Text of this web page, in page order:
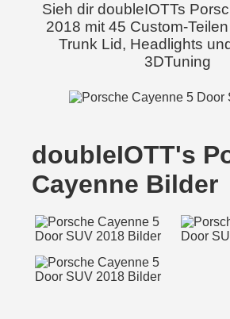
Sieh dir doubleIOTTs
2018 mit 45 Custom-
Trunk Lid, Headlights
3DTuning
doubleIOTT's
Cayenne Bilder